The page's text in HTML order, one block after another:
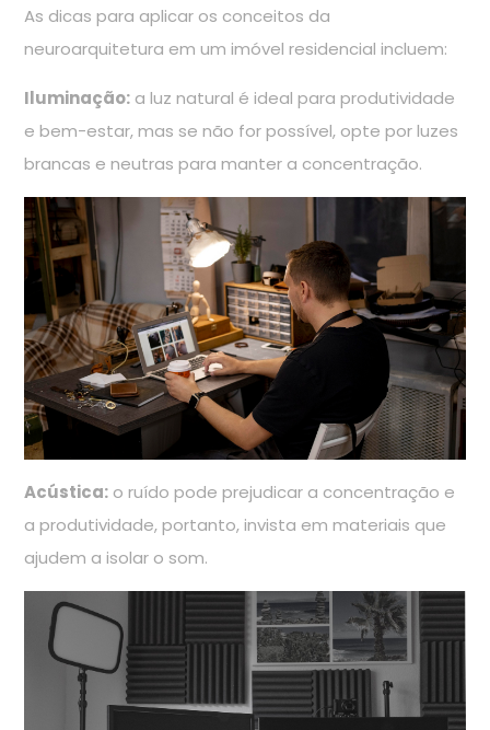
As dicas para aplicar os conceitos da
neuroarquitetura em um imóvel residencial incluem:
Iluminação: a luz natural é ideal para produtividade
e bem-estar, mas se não for possível, opte por luzes
brancas e neutras para manter a concentração.
Acústica: o ruído pode prejudicar a concentração e
a produtividade, portanto, invista em materiais que
ajudem a isolar o som.